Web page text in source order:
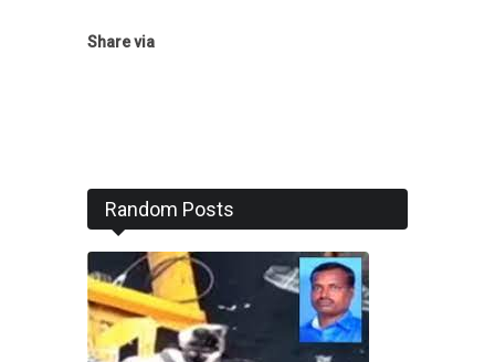
Share via
Random Posts